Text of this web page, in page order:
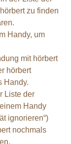
zu finden
Handy, um
mit hörbert
hörbert
Handy.
Liste der
Handy
ignorieren“)
nochmals